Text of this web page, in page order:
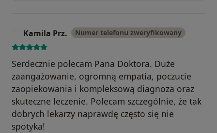
Kamila Prz. Numer telefonu zweryfikowany
Serdecznie polecam Pana Doktora. Duże
zaangażowanie, ogromną empatia, poczucie
zaopiekowania i kompleksową diagnoza oraz
skuteczne leczenie. Polecam szczególnie, że tak
dobrych lekarzy naprawdę często się nie
spotyka!